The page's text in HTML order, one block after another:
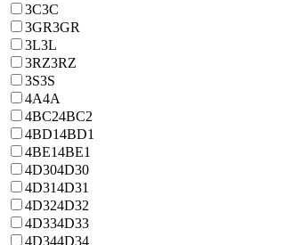
3C3C
3GR3GR
3L3L
3RZ3RZ
3S3S
4A4A
4BC24BC2
4BD14BD1
4BE14BE1
4D304D30
4D314D31
4D324D32
4D334D33
4D344D34